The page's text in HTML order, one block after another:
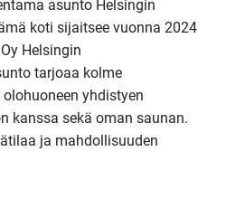
asunto Helsingin
koti sijaitsee vuonna 2024
Helsingin
tarjoaa kolme
yhdistyen
kanssa sekä oman saunan.
ja mahdollisuuden